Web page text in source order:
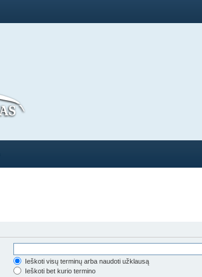
Ieškoti visų terminų arba naudoti užklausą
Ieškoti bet kurio termino